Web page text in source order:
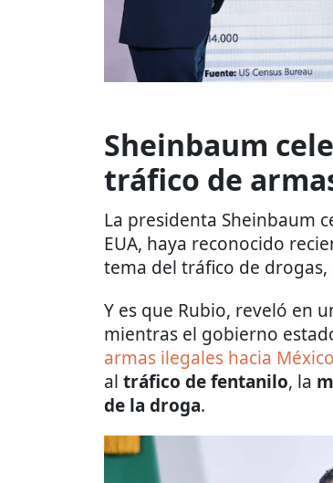
Sheinbaum
tráfico de
La presidenta Sheinbaum
EUA, haya reconocido
tema del tráfico de drogas,
Y es que Rubio, reveló en
mientras el gobierno
armas ilegales hacia México
al tráfico de fentanilo, la
de la droga.